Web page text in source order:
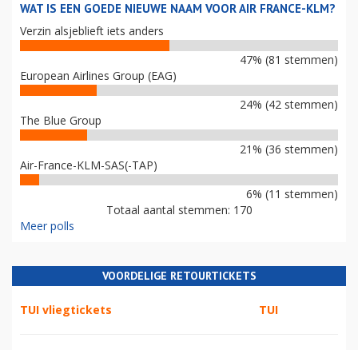
WAT IS EEN GOEDE NIEUWE NAAM VOOR AIR FRANCE-KLM?
Verzin alsjeblieft iets anders
47% (81 stemmen)
European Airlines Group (EAG)
24% (42 stemmen)
The Blue Group
21% (36 stemmen)
Air-France-KLM-SAS(-TAP)
6% (11 stemmen)
Totaal aantal stemmen: 170
Meer polls
VOORDELIGE RETOURTICKETS
TUI vliegtickets TUI